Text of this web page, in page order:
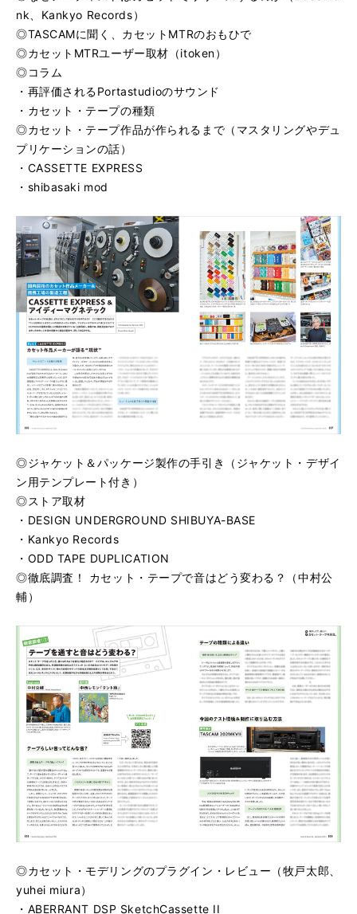
nk、Kankyo Records）
◎TASCAMに聞く、カセットMTRのおもひで
◎カセットMTRユーザー取材（itoken）
◎コラム
・再評価されるPortastudioのサウンド
・カセット・テープの種類
◎カセット・テープ作品が作られるまで（マスタリングやデュ
プリケーションの話）
・CASSETTE EXPRESS
・shibasaki mod
◎ジャケット＆パッケージ製作の手引き（ジャケット・デザイ
ン用テンプレート付き）
◎ストア取材
・DESIGN UNDERGROUND SHIBUYA-BASE
・Kankyo Records
・ODD TAPE DUPLICATION
◎徹底調査！ カセット・テープで音はどう変わる？（中村公
輔）
◎カセット・モデリングのプラグイン・レビュー（牧戸太郎、
yuhei miura）
・ABERRANT DSP SketchCassette II